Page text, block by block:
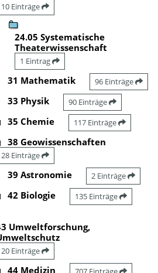
10 Einträge
24.05 Systematische
Theaterwissenschaft
1 Eintrag
31 Mathematik 96 Einträge
33 Physik 90 Einträge
35 Chemie 117 Einträge
38 Geowissenschaften
28 Einträge
39 Astronomie 2 Einträge
42 Biologie 135 Einträge
Umweltforschung,
20 Einträge
44 Medizin